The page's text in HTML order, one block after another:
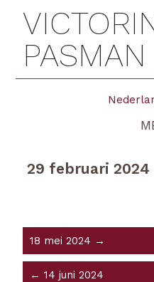
PASMAN
29 februari 2024
18 mei 2024 →
← 14 juni 2024